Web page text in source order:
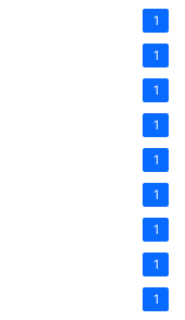
1
1
1
1
1
1
1
1
1